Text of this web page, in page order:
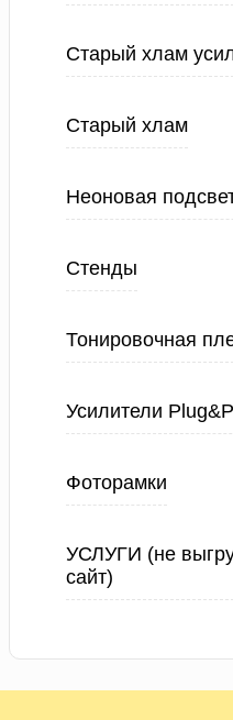
Старый хлам
Старый хлам
Неоновая
Стенды
Тонировочная
Усилители
Фоторамки
УСЛУГИ (не
сайт)